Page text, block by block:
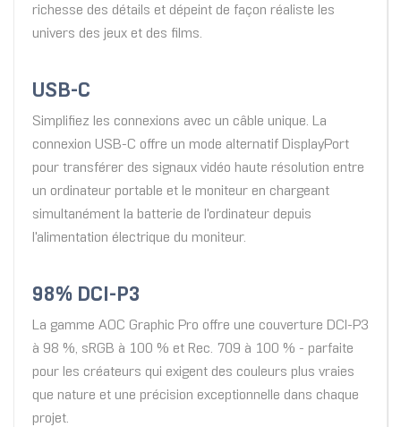
richesse des détails et dépeint de façon réaliste les
univers des jeux et des films.
USB-C
Simplifiez les connexions avec un câble unique. La
connexion USB-C offre un mode alternatif DisplayPort
pour transférer des signaux vidéo haute résolution entre
un ordinateur portable et le moniteur en chargeant
simultanément la batterie de l'ordinateur depuis
l'alimentation électrique du moniteur.
98% DCI-P3
La gamme AOC Graphic Pro offre une couverture DCI-P3
à 98 %, sRGB à 100 % et Rec. 709 à 100 % - parfaite
pour les créateurs qui exigent des couleurs plus vraies
que nature et une précision exceptionnelle dans chaque
projet.